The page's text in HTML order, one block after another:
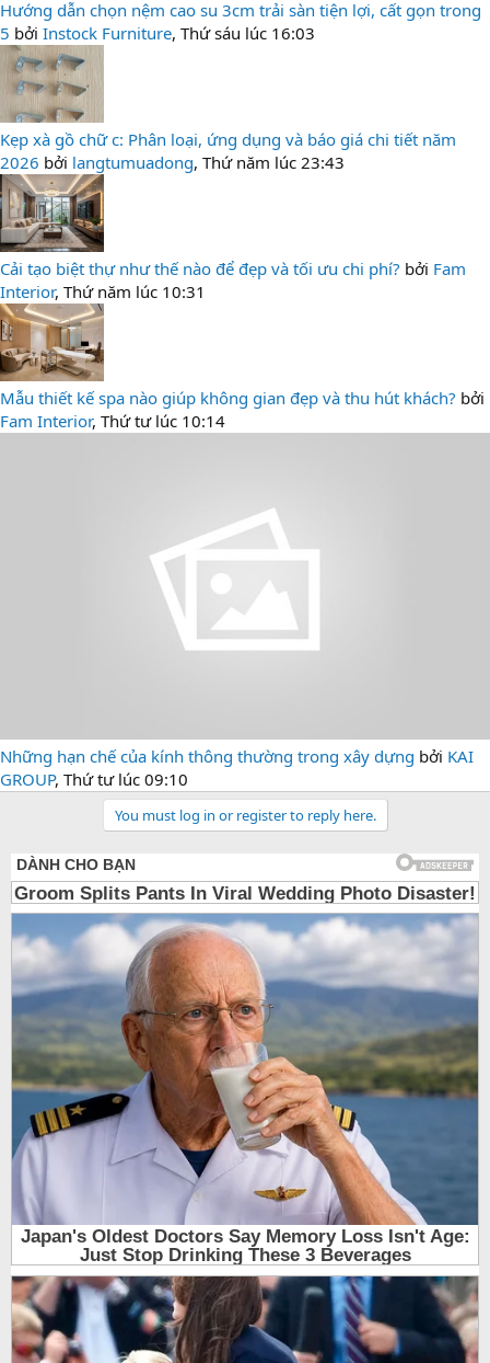
Hướng dẫn chọn nệm cao su 3cm trải sàn tiện lợi, cất gọn trong
5 bởi Instock Furniture, Thứ sáu lúc 16:03
Kẹp xà gồ chữ c: Phân loại, ứng dụng và báo giá chi tiết năm
2026 bởi langtumuadong, Thứ năm lúc 23:43
Cải tạo biệt thự như thế nào để đẹp và tối ưu chi phí? bởi Fam
Interior, Thứ năm lúc 10:31
Mẫu thiết kế spa nào giúp không gian đẹp và thu hút khách? bởi
Fam Interior, Thứ tư lúc 10:14
Những hạn chế của kính thông thường trong xây dựng bởi KAI
GROUP, Thứ tư lúc 09:10
You must log in or register to reply here.